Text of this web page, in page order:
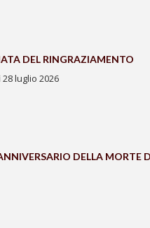
DEL RINGRAZIAMENTO
luglio 2026
DELLA MORTE